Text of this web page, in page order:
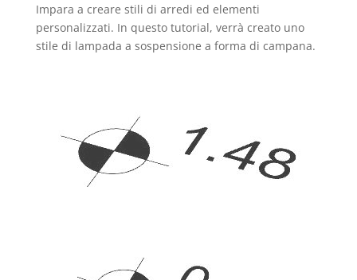
Impara a creare stili di arredi ed elementi
personalizzati. In questo tutorial, verrà creato uno
stile di lampada a sospensione a forma di campana.